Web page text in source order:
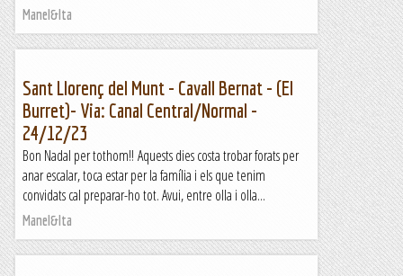
Manel&Ita
Sant Llorenç del Munt - Cavall Bernat - (El
Burret)- Via: Canal Central/Normal -
24/12/23
Bon Nadal per tothom!! Aquests dies costa trobar forats per
anar escalar, toca estar per la família i els que tenim
convidats cal preparar-ho tot. Avui, entre olla i olla...
Manel&Ita